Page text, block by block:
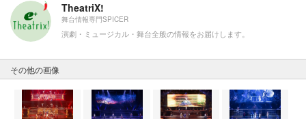
TheatriX!
舞台情報専門SPICER
演劇・ミュージカル・舞台全般の情報をお届けします。
その他の画像